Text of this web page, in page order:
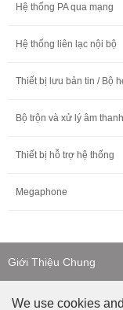
Hệ thống PA qua mạng
Hệ thống liên lạc nội bộ
Thiết bị lưu bản tin / Bộ
Bộ trộn và xử lý âm thanh
Thiết bị hỗ trợ hệ thống
Megaphone
Giới Thiệu Chung
Liên Hệ
We use cookies